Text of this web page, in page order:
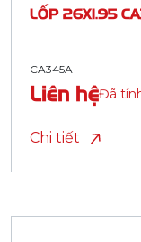
LỐP 26X1.95
CA345A
Liên hệĐã
Chi tiết